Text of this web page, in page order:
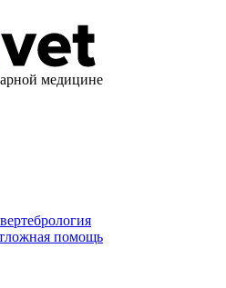
медицине
помощь